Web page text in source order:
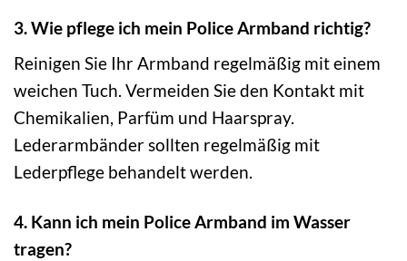
3. Wie pflege ich mein Police Armband richtig?
Reinigen Sie Ihr Armband regelmäßig mit einem
weichen Tuch. Vermeiden Sie den Kontakt mit
Chemikalien, Parfüm und Haarspray.
Lederarmbänder sollten regelmäßig mit
Lederpflege behandelt werden.
4. Kann ich mein Police Armband im Wasser
tragen?